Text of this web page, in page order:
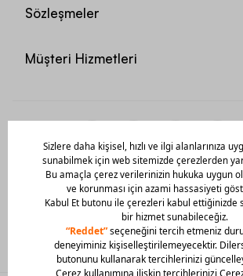
Sözleşmeler
Müşteri Hizmetleri
Mobil Uygulamamızı